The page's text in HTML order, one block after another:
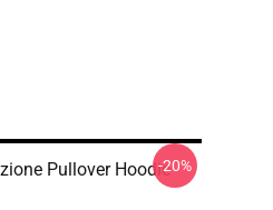
Pullover Hoodie-20%